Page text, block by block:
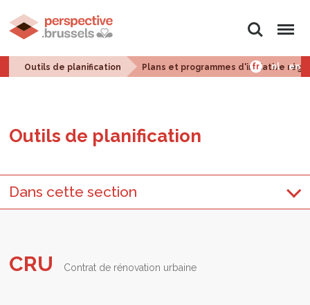
Rechercher
Menu
Outils de planification Plans et programmes d'initiative
fr nl en
Outils de planification
Dans cette section
CRU Contrat de rénovation urbaine